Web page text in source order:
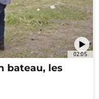
02:05
bateau, les